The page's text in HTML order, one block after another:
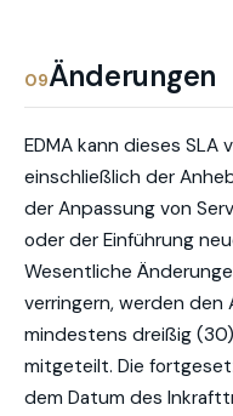
09Änderungen
EDMA kann dieses
einschließlich der
der Anpassung von
oder der Einführung
Wesentliche
verringern, werden
mindestens dreißig
mitgeteilt. Die
dem Datum des